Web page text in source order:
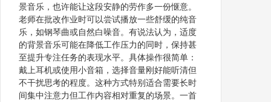
景音乐，也许能让这段安静的劳作多一份惬意。
老师在批改作业时可以尝试播放一些舒缓的纯音
乐，如钢琴曲或自然白噪音。有说法认为，适度
的背景音乐可能在降低工作压力的同时，保持甚
至提升专注任务的表现水平。具体操作很简单：
戴上耳机或使用小音箱，选择音量刚好能听清但
不干扰思考的程度。这种方式特别适合需要长时
间集中注意力但工作内容相对重复的场景。一首